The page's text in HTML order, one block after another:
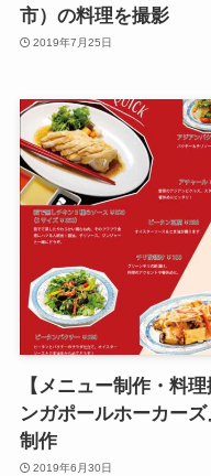
市）の料理を撮影
2019年7月25日
【メニュー制作・料
ンガポールホーカー
制作
2019年6月30日